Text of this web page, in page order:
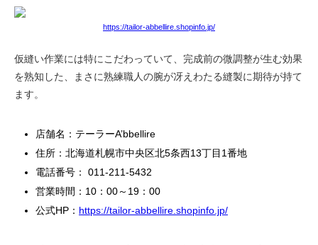
https://tailor-abbellire.shopinfo.jp/
仮縫い作業には特にこだわっていて、完成前の微調整が生む効果
を熟知した、まさに熟練職人の腕が冴えわたる縫製に期待が持て
ます。
店舗名：テーラーA’bbellire
住所：北海道札幌市中央区北5条西13丁目1番地
電話番号： 011-211-5432
営業時間：10：00～19：00
公式HP： https://tailor-abbellire.shopinfo.jp/